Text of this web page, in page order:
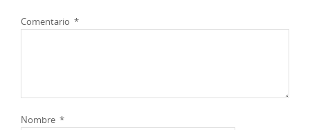
Comentario *
Nombre *